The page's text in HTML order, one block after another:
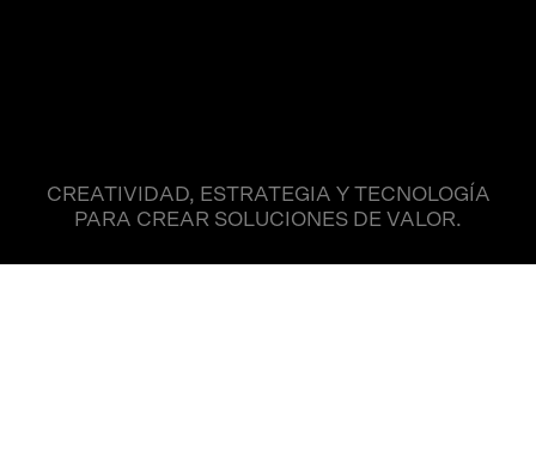
CREATIVIDAD, ESTRATEGIA Y TECNOLOGÍA
PARA CREAR SOLUCIONES DE VALOR.